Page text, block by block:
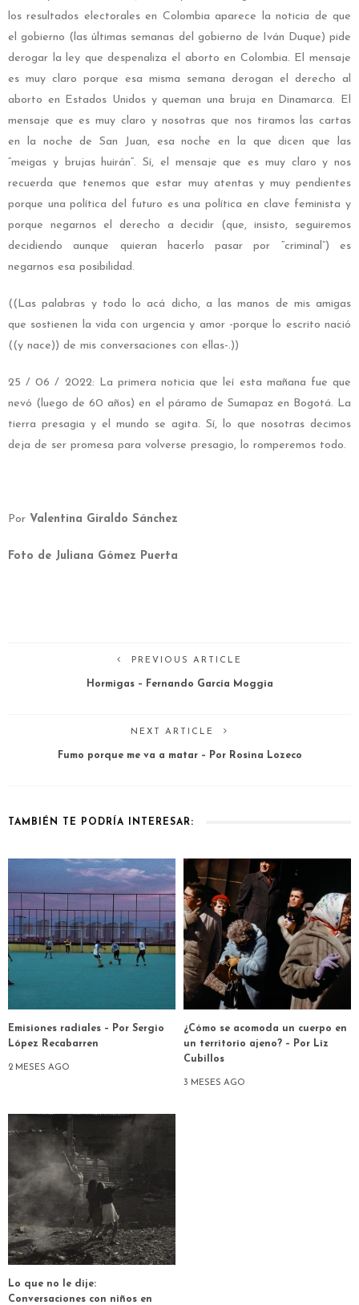
los resultados electorales en Colombia aparece la noticia de que
el gobierno (las últimas semanas del gobierno de Iván Duque) pide
derogar la ley que despenaliza el aborto en Colombia. El mensaje
es muy claro porque esa misma semana derogan el derecho al
aborto en Estados Unidos y queman una bruja en Dinamarca. El
mensaje que es muy claro y nosotras que nos tiramos las cartas
en la noche de San Juan, esa noche en la que dicen que las
“meigas y brujas huirán”. Sí, el mensaje que es muy claro y nos
recuerda que tenemos que estar muy atentas y muy pendientes
porque una política del futuro es una política en clave feminista y
porque negarnos el derecho a decidir (que, insisto, seguiremos
decidiendo aunque quieran hacerlo pasar por “criminal”) es
negarnos esa posibilidad.
((Las palabras y todo lo acá dicho, a las manos de mis amigas
que sostienen la vida con urgencia y amor -porque lo escrito nació
((y nace)) de mis conversaciones con ellas-.))
25 / 06 / 2022: La primera noticia que leí esta mañana fue que
nevó (luego de 60 años) en el páramo de Sumapaz en Bogotá. La
tierra presagia y el mundo se agita. Sí, lo que nosotras decimos
deja de ser promesa para volverse presagio, lo romperemos todo.
Por Valentina Giraldo Sánchez
Foto de Juliana Gómez Puerta
PREVIOUS ARTICLE
Hormigas – Fernando García Moggia
NEXT ARTICLE
Fumo porque me va a matar – Por Rosina Lozeco
TAMBIÉN TE PODRÍA INTERESAR:
Emisiones radiales – Por Sergio
López Recabarren
2 MESES AGO
¿Cómo se acomoda un cuerpo en
un territorio ajeno? – Por Liz
Cubillos
3 MESES AGO
Lo que no le dije:
Conversaciones con niños en